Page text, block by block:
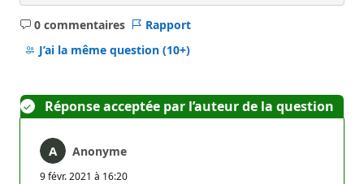
0 commentaires
Aucun
commentaire
Rapport
J’ai la même question (10+)
Réponse acceptée par l’auteur de la question
Anonyme
9 févr. 2021 à 16:20